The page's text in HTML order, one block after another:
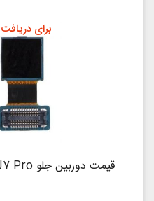
قیمت دوربین جلو J7 Pro
برای